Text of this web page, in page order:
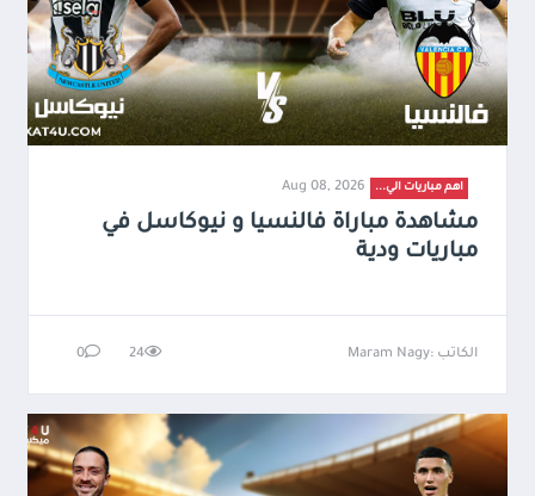
اهم مباريات الي... Aug 08, 2026
مشاهدة مباراة فالنسيا و نيوكاسل في
مباريات ودية
الكاتب :Maram Nagy 24
0